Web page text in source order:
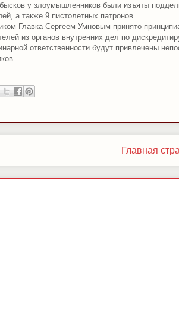
у злоумышленников были изъяты
а также 9 пистолетных патронов.
Главка Сергеем Умновым принято
из органов внутренних дел по
ответственности будут привлечены
Главная